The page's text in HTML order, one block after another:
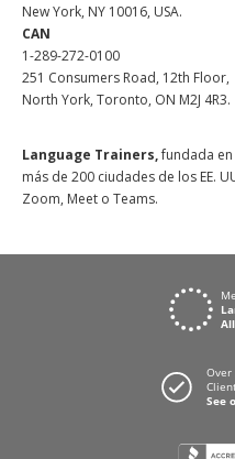
New York, NY 10016, USA.
CAN
1-289-272-0100
251 Consumers Road, 12th Floor,
North York, Toronto, ON M2J 4R3.
Language Trainers,fundada
más de 200 ciudades de los EE.
Zoom, Meet o Teams.